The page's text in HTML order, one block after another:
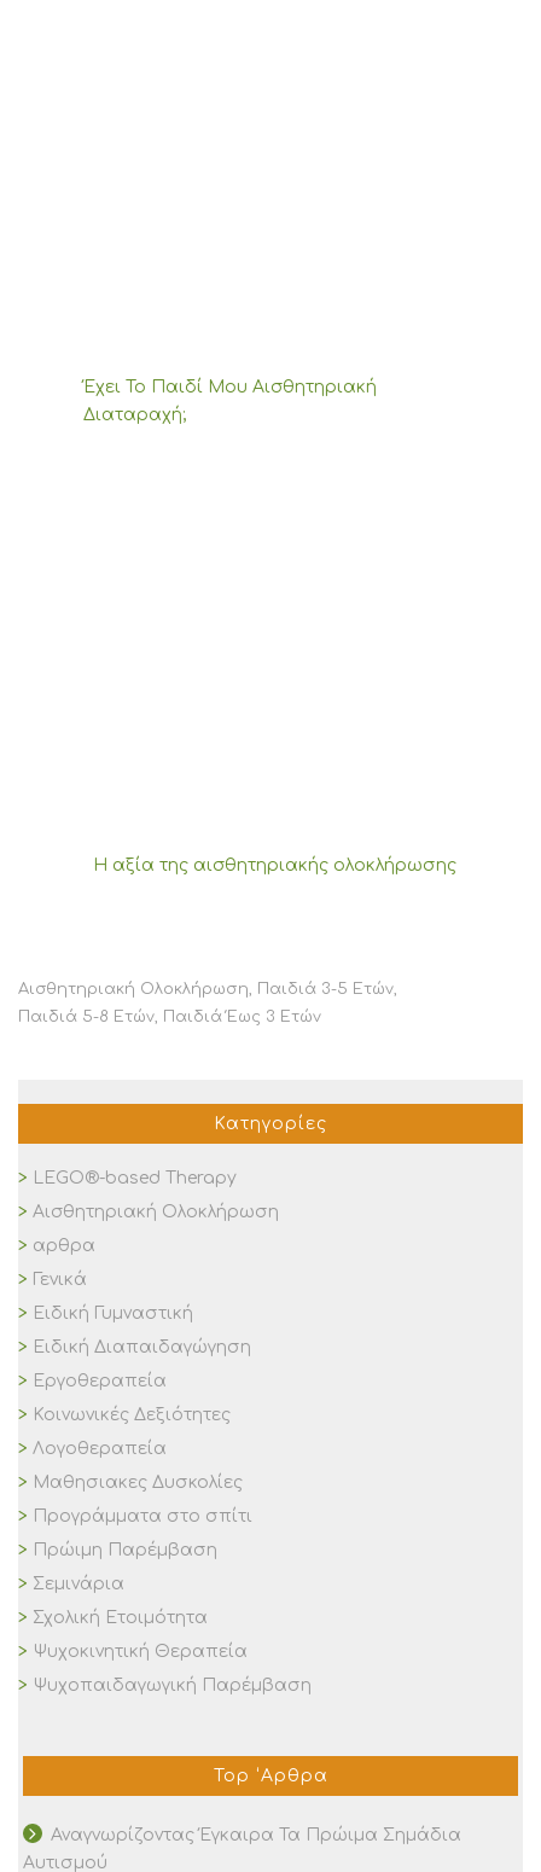
Έχει Το Παιδί Μου Αισθητηριακή
Διαταραχή;
Η αξία της αισθητηριακής ολοκλήρωσης
Αισθητηριακή Ολοκλήρωση, Παιδιά 3-5 Ετών,
Παιδιά 5-8 Ετών, Παιδιά Έως 3 Ετών
Κατηγορίες
LEGO®-based Therapy
Αισθητηριακή Ολοκλήρωση
αρθρα
Γενικά
Ειδική Γυμναστική
Ειδική Διαπαιδαγώγηση
Εργοθεραπεία
Κοινωνικές Δεξιότητες
Λογοθεραπεία
Μαθησιακες Δυσκολίες
Προγράμματα στο σπίτι
Πρώιμη Παρέμβαση
Σεμινάρια
Σχολική Ετοιμότητα
Ψυχοκινητική Θεραπεία
Ψυχοπαιδαγωγική Παρέμβαση
Top ‘Αρθρα
Αναγνωρίζοντας Έγκαιρα Τα Πρώιμα Σημάδια
Αυτισμού